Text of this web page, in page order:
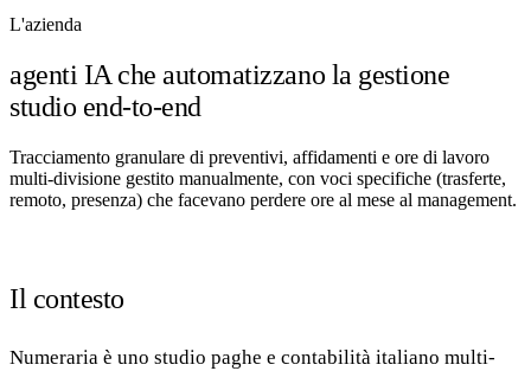
20 min con Daniel
L'azienda
agenti IA che automatizzano la gestione
studio end-to-end
Tracciamento granulare di preventivi, affidamenti e ore di lavoro
multi-divisione gestito manualmente, con voci specifiche (trasferte,
remoto, presenza) che facevano perdere ore al mese al management.
Il contesto
Numeraria è uno studio paghe e contabilità italiano multi-